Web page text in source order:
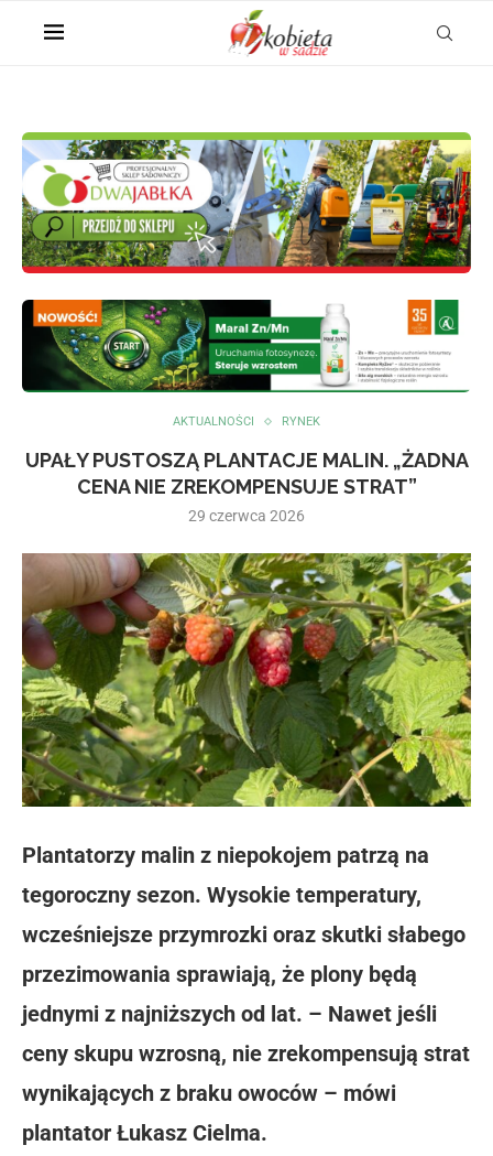
AKTUALNOŚCI RYNEK
UPAŁY PUSTOSZĄ PLANTACJE MALIN. „ŻADNA
CENA NIE ZREKOMPENSUJE STRAT”
29 czerwca 2026
Plantatorzy malin z niepokojem patrzą na
tegoroczny sezon. Wysokie temperatury,
wcześniejsze przymrozki oraz skutki słabego
przezimowania sprawiają, że plony będą
jednymi z najniższych od lat. – Nawet jeśli
ceny skupu wzrosną, nie zrekompensują strat
wynikających z braku owoców – mówi
plantator Łukasz Cielma.